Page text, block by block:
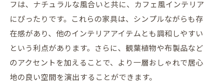
フは、ナチュラルな風合いと共に、カフェ風インテリア
にぴったりです。これらの家具は、シンプルながらも存
在感があり、他のインテリアアイテムとも調和しやすい
という利点があります。さらに、観葉植物や布製品など
のアクセントを加えることで、より一層おしゃれで居心
地の良い空間を演出することができます。